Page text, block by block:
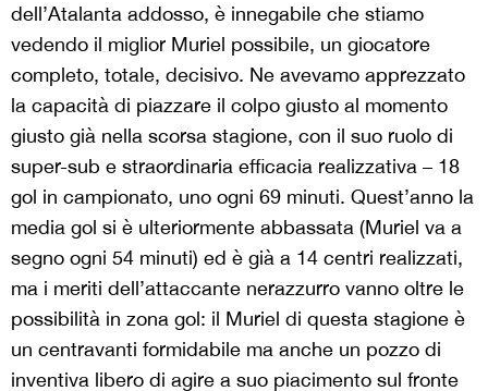
dell’Atalanta addosso, è innegabile che stiamo
vedendo il miglior Muriel possibile, un giocatore
completo, totale, decisivo. Ne avevamo apprezzato
la capacità di piazzare il colpo giusto al momento
giusto già nella scorsa stagione, con il suo ruolo di
super-sub e straordinaria efficacia realizzativa – 18
gol in campionato, uno ogni 69 minuti. Quest’anno la
media gol si è ulteriormente abbassata (Muriel va a
segno ogni 54 minuti) ed è già a 14 centri realizzati,
ma i meriti dell’attaccante nerazzurro vanno oltre le
possibilità in zona gol: il Muriel di questa stagione è
un centravanti formidabile ma anche un pozzo di
inventiva libero di agire a suo piacimento sul fronte